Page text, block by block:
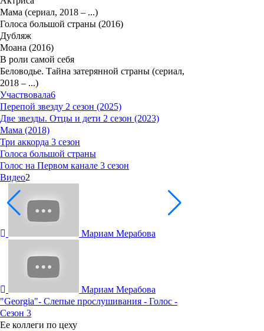
Мама (сериал, 2018 – ...)
Голоса большой страны (2016)
Дубляж
Моана (2016)
В роли самой себя
Беловодье. Тайна затерянной страны (сериал,
2018 – ...)
Участвовала6
Перепой звезду 2 сезон (2025)
Две звезды. Отцы и дети 2 сезон (2023)
Мама (2018)
Три аккорда 3 сезон
Голоса большой страны
Голос на Первом канале 3 сезон
Видео2
Мариам Мерабова
Мариам Мерабова
"Georgia"- Слепые прослушивания - Голос -
Сезон 3
Ее коллеги по цеху